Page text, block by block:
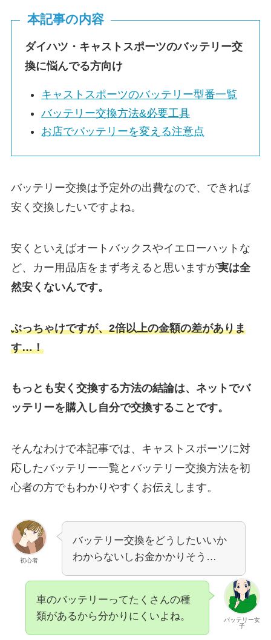
本記事の内容
ダイハツ・キャストスポーツのバッテリー交
換に悩んでる方向け
キャストスポーツのバッテリー型番一覧
バッテリー交換方法&必要工具
お店でバッテリーを変える注意点
バッテリー交換は予定外の出費なので、できれば
安く交換したいですよね。
安くといえばオートバックスやイエローハットな
ど、カー用品店をまず考えると思いますが実は全
然安くないんです。
ぶっちゃけですが、2倍以上の金額の差がありま
す…！
もっとも安く交換する方法の結論は、ネットでバ
ッテリーを購入し自分で交換することです。
そんなわけで本記事では、キャストスポーツに対
応したバッテリー一覧とバッテリー交換方法を初
心者の方でもわかりやすくお伝えします。
初心者
バッテリー交換をどうしたいいか
わからないしお金かかりそう…
バッテリー女
子
車のバッテリーってたくさんの種
類があるから分かりにくいよね。